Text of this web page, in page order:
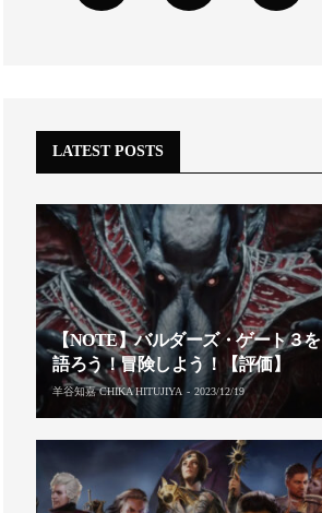
LATEST POSTS
【NOTE】バルダーズ・ゲート３を
語ろう！冒険しよう！【評価】
羊谷知嘉 CHIKA HITUJIYA 2023/12/19